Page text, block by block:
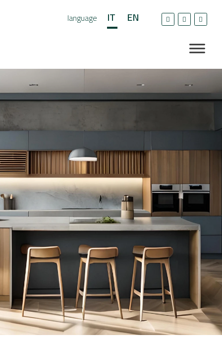
language IT EN